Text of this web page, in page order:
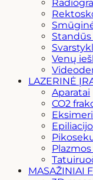
Venų
LAZERINĖ
Aparatai
CO2
MASAŽINIAI